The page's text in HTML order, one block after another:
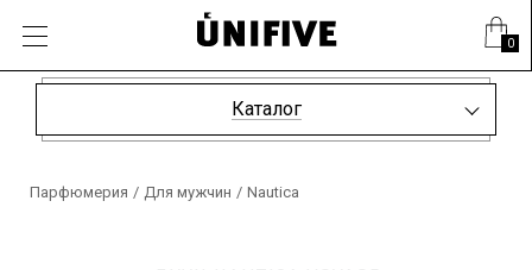
0
Каталог
Парфюмерия / Для мужчин / Nautica